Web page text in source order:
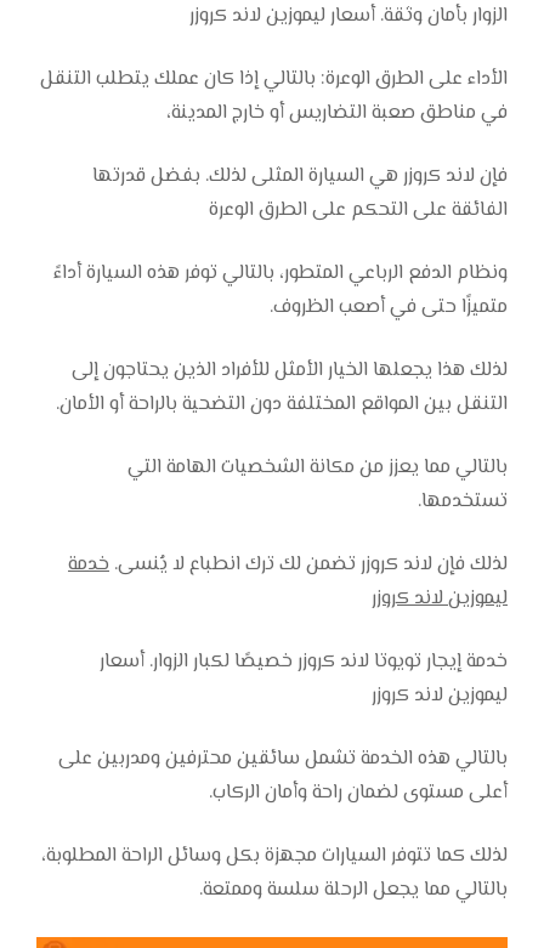
الزوار بأمان وثقة. أسعار ليموزين لاند كروزر
الأداء على الطرق الوعرة: بالتالي إذا كان عملك يتطلب التنقل
في مناطق صعبة التضاريس أو خارج المدينة،
فإن لاند كروزر هي السيارة المثلى لذلك. بفضل قدرتها
الفائقة على التحكم على الطرق الوعرة
ونظام الدفع الرباعي المتطور، بالتالي توفر هذه السيارة أداءً
متميزًا حتى في أصعب الظروف.
لذلك هذا يجعلها الخيار الأمثل للأفراد الذين يحتاجون إلى
التنقل بين المواقع المختلفة دون التضحية بالراحة أو الأمان.
بالتالي مما يعزز من مكانة الشخصيات الهامة التي
تستخدمها.
لذلك فإن لاند كروزر تضمن لك ترك انطباع لا يُنسى. خدمة
ليموزين لاند كروزر
خدمة إيجار تويوتا لاند كروزر خصيصًا لكبار الزوار. أسعار
ليموزين لاند كروزر
بالتالي هذه الخدمة تشمل سائقين محترفين ومدربين على
أعلى مستوى لضمان راحة وأمان الركاب.
لذلك كما تتوفر السيارات مجهزة بكل وسائل الراحة المطلوبة،
بالتالي مما يجعل الرحلة سلسة وممتعة.